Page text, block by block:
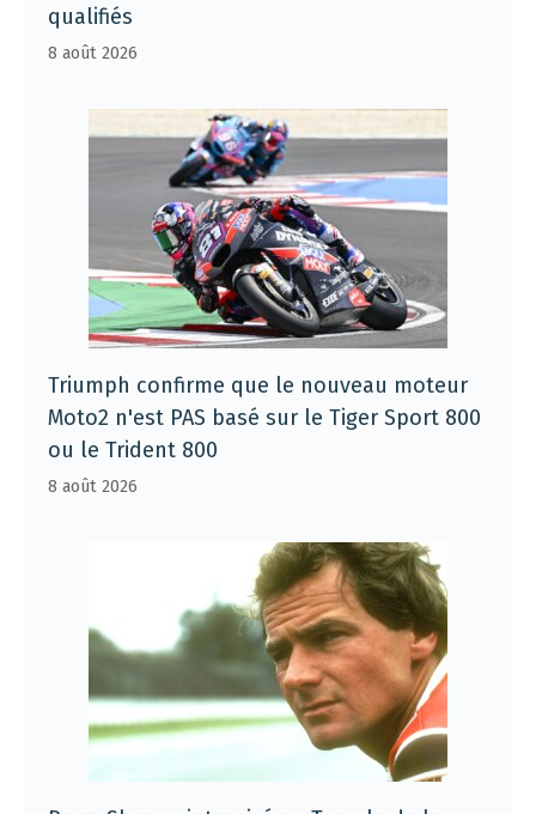
qualifiés
8 août 2026
Triumph confirme que le nouveau moteur
Moto2 n'est PAS basé sur le Tiger Sport 800
ou le Trident 800
8 août 2026